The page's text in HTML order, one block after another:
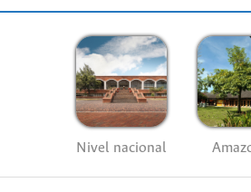
Nivel nacional